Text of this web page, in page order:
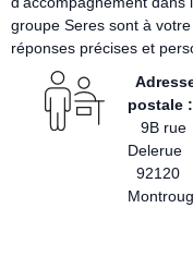
groupe Seres sont à
réponses précises et
postale :
9B rue
92120